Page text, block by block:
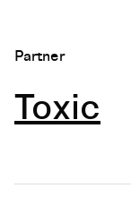
Partner
Toxic